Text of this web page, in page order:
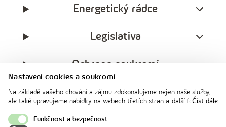
Nastavení cookies a soukromí
Na základě vašeho chování a zájmu zdokonalujeme nejen naše služby,
ale také upravujeme nabídky na webech třetích stran a další formy
souhlasu. Svoje nastavení můžete kdykoliv změnit v zápatí stránky v
Číst dále
Funkčnost a bezpečnost
Energetický rádce
Legislativa
Ochrana soukromí
messengerfacebook
x
innogy
instagramyoutubeLinkedin